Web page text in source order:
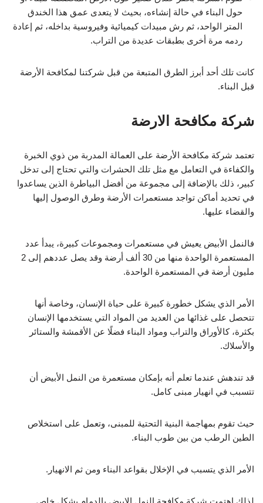
حول البناء في حالة إنشاءه، بحيث لا يتعدى عمق هذا الخندق
المتر الواحد، ثم رش مبيدات كيميائية وفيروسية بداخله، ثم إعادة
ردمه مرة أخرى بطبقات عديدة من التراب.
كانت تلك أحد أبرز الطرق المتبعة من قبل شركتنا لمكافحة الأرضة
قبل البناء.
شركة مكافحة الارضة
تعتمد شركة مكافحة الأرضة على العمالة المدربة من ذوي الخبرة
والكفاءة في التعامل مع مثل تلك الحشرات والتي تحتاج إلى تدخل
كبير، ذلك بالإضافة إلى مجموعة من أفضل البياطرة الذين يساعدوا
في تحديد أماكن تواجد مستعمرات الأرضة وطرق الوصول إليها
والقضاء عليها.
فالنمل الأبيض يعيش في مستعمرات ومجموعات كبيرة، يبدأ عدد
المستعمرة الواحدة منها من 30 ألف أرضة وقد يصل عددهم إلى 2
مليون أرضة في المستعمرة الواحدة.
الأمر الذي يشكل خطورة كبيرة على حياة الإنسان، وخاصة أنها
تتحصل على غذائها من العديد من المواد التي يستخدمها الإنسان
بكثرة، كالأوراق والتراب ومواد البناء فضلًا عن الأقمشة والستائر
والأسلاك.
قد تندهش عندما تعلم أنه بإمكان مستعمرة من النمل الأبيض أن
تتسبب في انهيار مبنى كامل.
حيث تقوم بمهاجمة البنية التحتية للمبنى، وتعمل على استخلاص
الطين الرطب من بين طوب البناء.
الأمر الذي يتسبب في الإخلال بقواعد البناء ومن ثم الانهيار.